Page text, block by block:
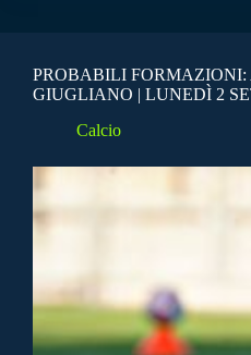
PROBABILI
GIUGLIANO | LUNEDÌ 2
Calcio